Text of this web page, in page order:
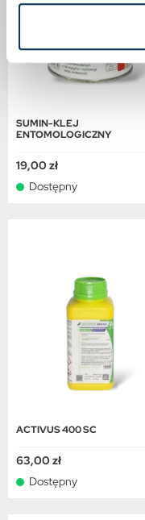
SUMIN-KLEJ
ENTOMOLOGICZNY
19,00 zł
Dostępny
ACTIVUS 400 SC
63,00 zł
Dostępny